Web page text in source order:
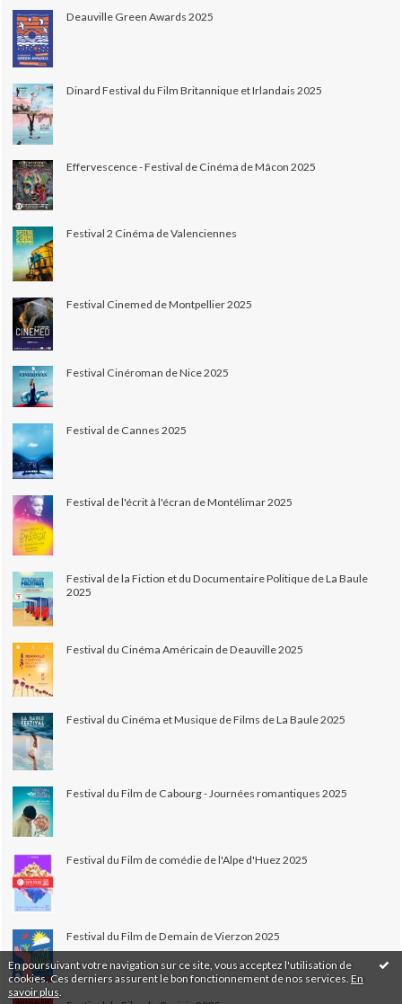
En poursuivant votre navigation sur ce site, vous acceptez l'utilisation de
cookies. Ces derniers assurent le bon fonctionnement de nos services. En
savoir plus
Deauville Green Awards 2025
Dinard Festival du Film Britannique et Irlandais 2025
Effervescence - Festival de Cinéma de Mâcon 2025
Festival 2 Cinéma de Valenciennes
Festival Cinemed de Montpellier 2025
Festival Cinéroman de Nice 2025
Festival de Cannes 2025
Festival de l'écrit à l'écran de Montélimar 2025
Festival de la Fiction et du Documentaire Politique de La Baule
2025
Festival du Cinéma Américain de Deauville 2025
Festival du Cinéma et Musique de Films de La Baule 2025
Festival du Film de Cabourg - Journées romantiques 2025
Festival du Film de comédie de l'Alpe d'Huez 2025
Festival du Film de Demain de Vierzon 2025